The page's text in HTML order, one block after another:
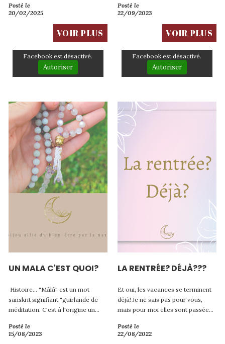
Posté le
20/02/2025
VOIR PLUS
Facebook est désactivé.
Autoriser
enfants, dodo"?Et si tu prenais
quelques minutes pour toi chaque
jour? Quels en seraient...
Posté le
22/09/2023
VOIR PLUS
Facebook est désactivé.
Autoriser
UN MALA C'EST QUOI?
Histoire... "Mâlâ" est un mot
sanskrit signifiant "guirlande de
méditation. C'est à l'origine un
prière Tibétain. Il est très
majoritairement composé de...
Posté le
15/08/2023
LA RENTRÉE? DÉJÀ???
Et oui, les vacances se terminent
déjà! Je ne sais pas pour vous,
mais pour moi elles sont passées
Posté le
22/08/2022